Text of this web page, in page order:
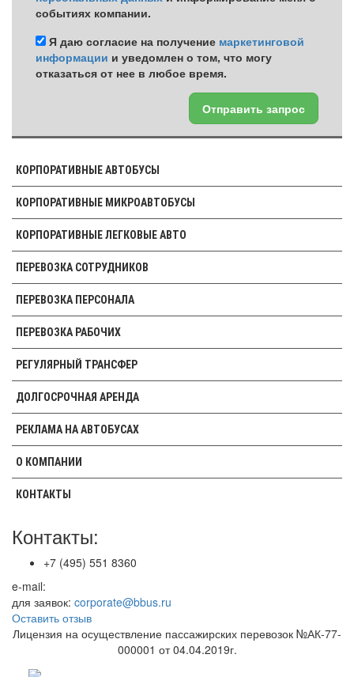
событиях компании.
Я даю согласие на получение маркетинговой
информации и уведомлен о том, что могу
отказаться от нее в любое время.
Отправить запрос
КОРПОРАТИВНЫЕ АВТОБУСЫ
КОРПОРАТИВНЫЕ МИКРОАВТОБУСЫ
КОРПОРАТИВНЫЕ ЛЕГКОВЫЕ АВТО
ПЕРЕВОЗКА СОТРУДНИКОВ
ПЕРЕВОЗКА ПЕРСОНАЛА
ПЕРЕВОЗКА РАБОЧИХ
РЕГУЛЯРНЫЙ ТРАНСФЕР
ДОЛГОСРОЧНАЯ АРЕНДА
РЕКЛАМА НА АВТОБУСАХ
О КОМПАНИИ
КОНТАКТЫ
Контакты:
+7 (495) 551 8360
e-mail:
для заявок: corporate@bbus.ru
Оставить отзыв
Лицензия на осуществление пассажирских перевозок №АК-77-
000001 от 04.04.2019г.